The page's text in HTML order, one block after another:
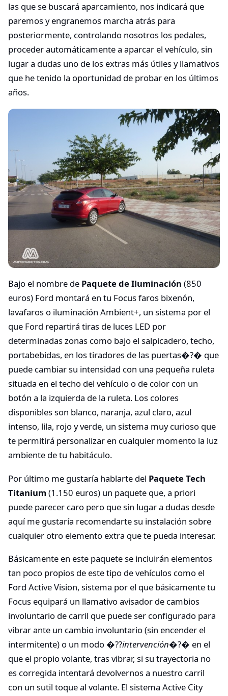
las que se buscará aparcamiento, nos indicará que
paremos y engranemos marcha atrás para
posteriormente, controlando nosotros los pedales,
proceder automáticamente a aparcar el vehículo, sin
lugar a dudas uno de los extras más útiles y llamativos
que he tenido la oportunidad de probar en los últimos
años.
Bajo el nombre de Paquete de Iluminación (850
euros) Ford montará en tu Focus faros bixenón,
lavafaros o iluminación Ambient+, un sistema por el
que Ford repartirá tiras de luces LED por
determinadas zonas como bajo el salpicadero, techo,
portabebidas, en los tiradores de las puertas�?� que
puede cambiar su intensidad con una pequeña ruleta
situada en el techo del vehículo o de color con un
botón a la izquierda de la ruleta. Los colores
disponibles son blanco, naranja, azul claro, azul
intenso, lila, rojo y verde, un sistema muy curioso que
te permitirá personalizar en cualquier momento la luz
ambiente de tu habitáculo.
Por último me gustaría hablarte del Paquete Tech
Titanium (1.150 euros) un paquete que, a priori
puede parecer caro pero que sin lugar a dudas desde
aquí me gustaría recomendarte su instalación sobre
cualquier otro elemento extra que te pueda interesar.
Básicamente en este paquete se incluirán elementos
tan poco propios de este tipo de vehículos como el
Ford Active Vision, sistema por el que básicamente tu
Focus equipará un llamativo avisador de cambios
involuntario de carril que puede ser configurado para
vibrar ante un cambio involuntario (sin encender el
intermitente) o un modo �??intervención�?� en el
que el propio volante, tras vibrar, si su trayectoria no
es corregida intentará devolvernos a nuestro carril
con un sutil toque al volante. El sistema Active City